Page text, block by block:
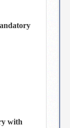
with